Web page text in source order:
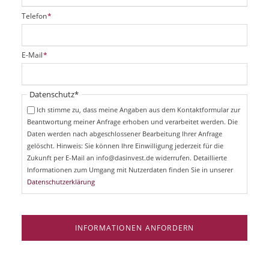
P
f
i
c
t
f
Telefon*
P
f
i
E-Mail*
Pflichtfeld
Datenschutz*
Ich stimme zu, dass meine Angaben aus dem Kontaktformular zur
Beantwortung meiner Anfrage erhoben und verarbeitet werden. Die
Daten werden nach abgeschlossener Bearbeitung Ihrer Anfrage
gelöscht. Hinweis: Sie können Ihre Einwilligung jederzeit für die
Zukunft per E-Mail an info@dasinvest.de widerrufen. Detaillierte
Informationen zum Umgang mit Nutzerdaten finden Sie in unserer
Datenschutzerklärung
INFORMATIONEN ANFORDERN